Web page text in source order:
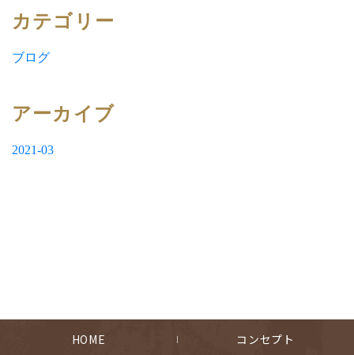
カテゴリー
ブログ
アーカイブ
2021-03
HOME コンセプト